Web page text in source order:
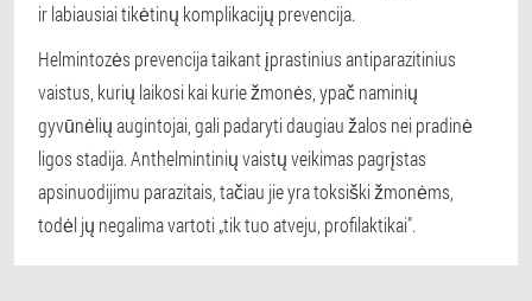
ir labiausiai tikėtinų komplikacijų prevencija.
Helmintozės prevencija taikant įprastinius antiparazitinius
vaistus, kurių laikosi kai kurie žmonės, ypač naminių
gyvūnėlių augintojai, gali padaryti daugiau žalos nei pradinė
ligos stadija. Anthelmintinių vaistų veikimas pagrįstas
apsinuodijimu parazitais, tačiau jie yra toksiški žmonėms,
todėl jų negalima vartoti „tik tuo atveju, profilaktikai".